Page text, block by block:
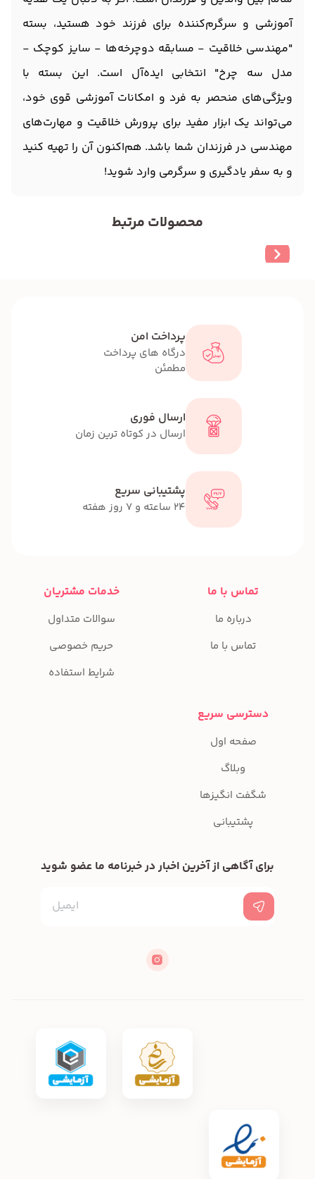
آموزشی و سرگرم‌کننده برای فرزند خود هستید، بسته
"مهندسی خلاقیت - مسابقه دوچرخه‌ها - سایز کوچک -
مدل سه چرخ" انتخابی ایده‌آل است. این بسته با
ویژگی‌های منحصر به فرد و امکانات آموزشی قوی خود،
می‌تواند یک ابزار مفید برای پرورش خلاقیت و مهارت‌های
مهندسی در فرزندان شما باشد. هم‌اکنون آن را تهیه کنید
و به سفر یادگیری و سرگرمی وارد شوید!
محصولات مرتبط
پرداخت امن
درگاه های پرداخت
مطمئن
ارسال فوری
ارسال در کوتاه ترین زمان
پشتیبانی سریع
24 ساعته و 7 روز هفته
تماس با ما
درباره ما
تماس با ما
خدمات مشتریان
سوالات متداول
حریم خصوصی
شرایط استفاده
دسترسی سریع
صفحه اول
وبلاگ
شگفت انگیزها
پشتیبانی
برای آگاهی از آخرین اخبار در خبرنامه ما عضو شوید